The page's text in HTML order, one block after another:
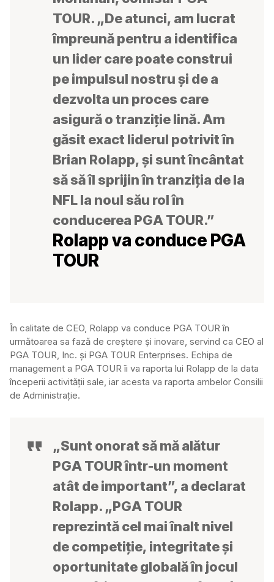
TOUR. „De atunci, am lucrat
împreună pentru a identifica
un lider care poate construi
pe impulsul nostru și de a
dezvolta un proces care
asigură o tranziție lină. Am
găsit exact liderul potrivit în
Brian Rolapp, și sunt încântat
să să îl sprijin în tranziția de la
NFL la noul său rol în
conducerea PGA TOUR.”
Rolapp va conduce PGA
TOUR
În calitate de CEO, Rolapp va conduce PGA TOUR în
următoarea sa fază de creștere și inovare, servind ca CEO al
PGA TOUR, Inc. și PGA TOUR Enterprises. Echipa de
management a PGA TOUR îi va raporta lui Rolapp de la data
începerii activității sale, iar acesta va raporta ambelor Consilii
de Administrație.
„Sunt onorat să mă alătur
PGA TOUR într-un moment
atât de important”, a declarat
Rolapp. „PGA TOUR
reprezintă cel mai înalt nivel
de competiție, integritate și
oportunitate globală în jocul